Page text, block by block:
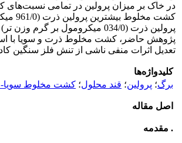
در خاک بر میزان پرولین در تمامی
کشت
پرولین ذرت (034/0 میکرومول بر گرم وزن تر) در عدم مصرف کادمیم مشاهده شد. با
پژوهش حاضر، کشت مخلوط ذرت و سویا با
تعدیل اثرات منفی ناشی از تنش فلز سنگین
کلیدواژه‌ها
برگ؛ پرولین؛ قند محلول؛ کشت مخلوط
اصل مقاله
.